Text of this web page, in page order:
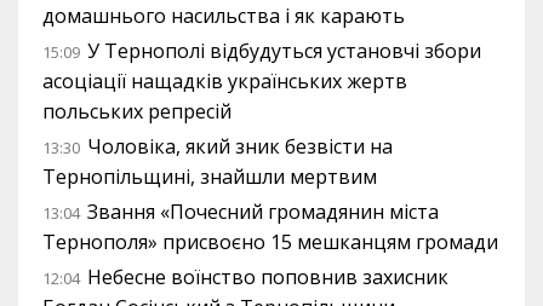
домашнього насильства і як карають
15:09 У Тернополі відбудуться установчі збори
асоціації нащадків українських жертв
польських репресій
13:30 Чоловіка, який зник безвісти на
Тернопільщині, знайшли мертвим
13:04 Звання «Почесний громадянин міста
Тернополя» присвоєно 15 мешканцям громади
12:04 Небесне воїнство поповнив захисник